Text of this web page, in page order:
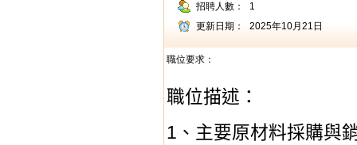
招聘人數：
1
更新日期：
2025年10月21日
職位要求：
職位描述：
1 、主要原材料採購與